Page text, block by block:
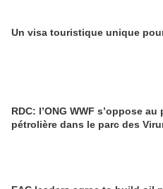
Un visa touristique unique
RDC: l’ONG WWF s’oppose
pétrolière dans le parc des